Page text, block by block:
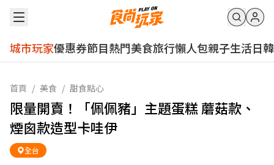
城市玩家優惠券節目熱門美食旅行懶人包親子生活日韓
首頁 / 美食 / 甜食點心
限量開賣！「佩佩豬」主題蛋糕 蘑菇款、
煙囪款造型卡哇伊
全台